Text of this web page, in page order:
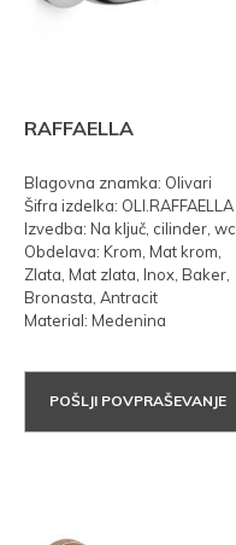
RAFFAELLA
Blagovna znamka: Olivari
Šifra izdelka: OLI.RAFFAELLA
Izvedba: Na ključ, cilinder, wc
Obdelava: Krom, Mat krom,
Zlata, Mat zlata, Inox, Baker,
Bronasta, Antracit
Material: Medenina
POŠLJI POVPRAŠEVANJE